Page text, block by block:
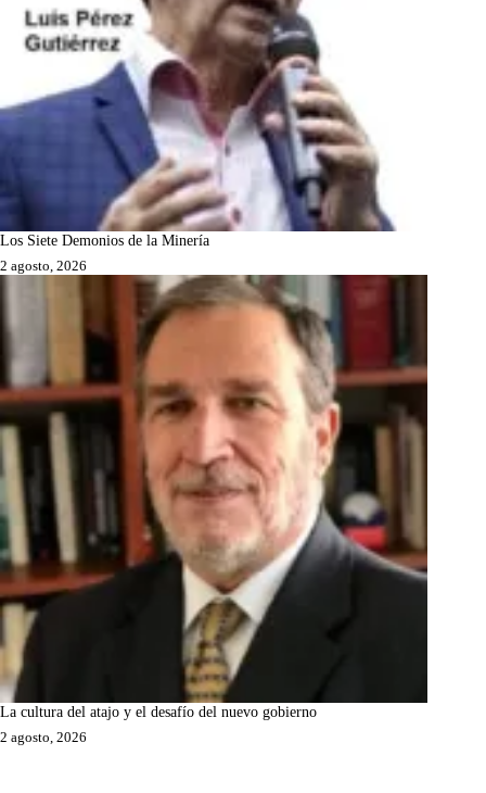
Los Siete Demonios de la Minería
2 agosto, 2026
La cultura del atajo y el desafío del nuevo gobierno
2 agosto, 2026